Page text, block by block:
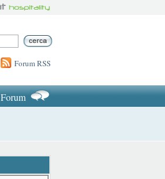
Forum RSS
Forum